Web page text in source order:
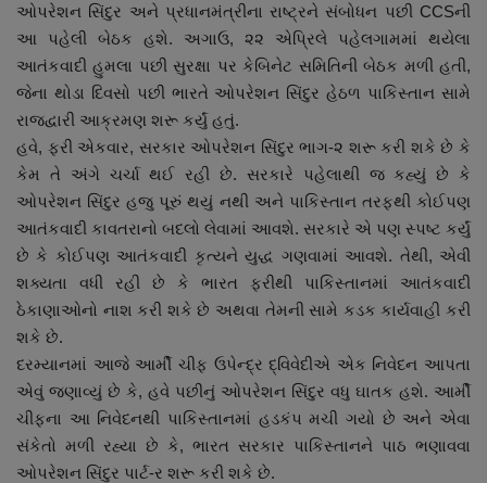
સ્થાનિક સમાચાર
સ્પોર્ટ્સ
રાશિફળ
ગુનાખોરી
બોલિવૂડ
સ્વાસ્થ્ય
ઓપરેશન સિંદુર અને પ્રધાનમંત્રીના રાષ્ટ્રને સંબોધન પછી CCSની
આ પહેલી બેઠક હશે. અગાઉ, ૨૨ એપ્રિલે પહેલગામમાં થયેલા
આતંકવાદી હુમલા પછી સુરક્ષા પર કેબિનેટ સમિતિની બેઠક મળી હતી,
જેના થોડા દિવસો પછી ભારતે ઓપરેશન સિંદુર હેઠળ પાકિસ્તાન સામે
રાજદ્વારી આક્રમણ શરૂ કર્યું હતું.
હવે, ફરી એકવાર, સરકાર ઓપરેશન સિંદુર ભાગ-૨ શરૂ કરી શકે છે કે
કેમ તે અંગે ચર્ચા થઈ રહી છે. સરકારે પહેલાથી જ કહ્યું છે કે
ઓપરેશન સિંદુર હજુ પૂરું થયું નથી અને પાકિસ્તાન તરફથી કોઈપણ
આતંકવાદી કાવતરાનો બદલો લેવામાં આવશે. સરકારે એ પણ સ્પષ્ટ કર્યું
છે કે કોઈપણ આતંકવાદી કૃત્યને યુદ્ધ ગણવામાં આવશે. તેથી, એવી
શક્યતા વધી રહી છે કે ભારત ફરીથી પાકિસ્તાનમાં આતંકવાદી
ઠેકાણાઓનો નાશ કરી શકે છે અથવા તેમની સામે કડક કાર્યવાહી કરી
શકે છે.
દરમ્યાનમાં આજે આર્મી ચીફ ઉપેન્દ્ર દ્વિવેદીએ એક નિવેદન આપતા
એવું જણાવ્યું છે કે, હવે પછીનું ઓપરેશન સિંદુર વધુ ઘાતક હશે. આર્મી
ચીફના આ નિવેદનથી પાકિસ્તાનમાં હડકંપ મચી ગયો છે અને એવા
સંકેતો મળી રહ્યા છે કે, ભારત સરકાર પાકિસ્તાનને પાઠ ભણાવવા
ઓપરેશન સિંદુર પાર્ટ-ર શરૂ કરી શકે છે.